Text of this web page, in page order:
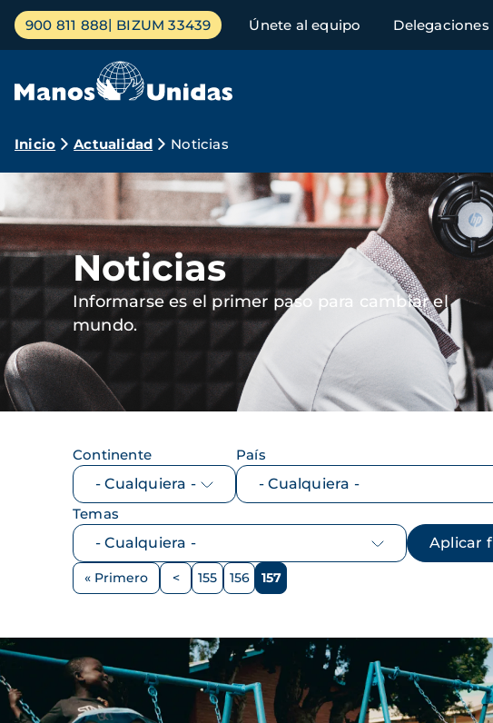
Pasar
contenido
Menú
principal
900 811 888 BIZUM 33439 Únete al equipo Delegaciones
Ruta
de
navegación
Inicio Actualidad Noticias
Imagen
Noticias
Informarse es el primer paso para cambiar el
mundo.
Continente País
Temas
Paginación
Primera
« Primero
Página
< Página
155 Página
156 Página
157